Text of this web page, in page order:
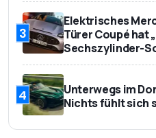
3
Elektrisches
Türer Coupé hat
Sechszylinder-
4
Unterwegs im
Nichts fühlt sich